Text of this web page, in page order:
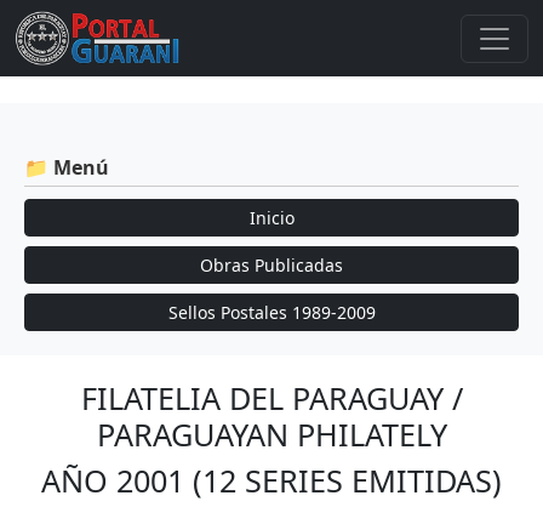
📁 Menú
Inicio
Obras Publicadas
Sellos Postales 1989-2009
FILATELIA DEL PARAGUAY /
PARAGUAYAN PHILATELY
AÑO 2001 (12 SERIES EMITIDAS)